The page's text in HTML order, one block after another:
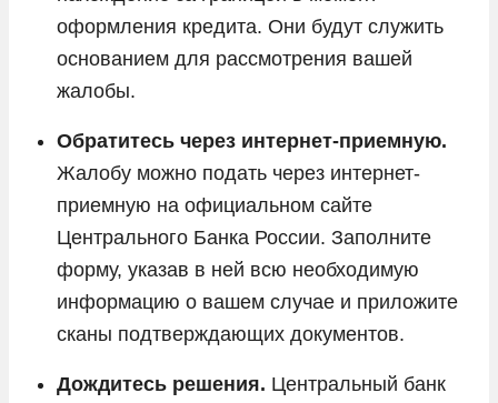
оформления кредита. Они будут служить
основанием для рассмотрения вашей
жалобы.
Обратитесь через интернет-приемную.
Жалобу можно подать через интернет-
приемную на официальном сайте
Центрального Банка России. Заполните
форму, указав в ней всю необходимую
информацию о вашем случае и приложите
сканы подтверждающих документов.
Дождитесь решения. Центральный банк